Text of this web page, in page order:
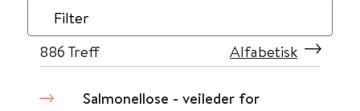
Filter
886 Treff Alfabetisk
Salmonellose - veileder for